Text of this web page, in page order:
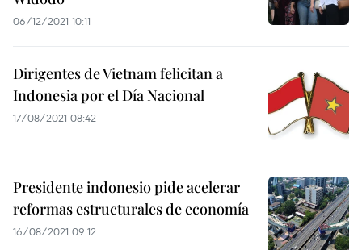
06/12/2021 10:11
Dirigentes de Vietnam felicitan a
Indonesia por el Día Nacional
17/08/2021 08:42
Presidente indonesio pide acelerar
reformas estructurales de economía
16/08/2021 09:12